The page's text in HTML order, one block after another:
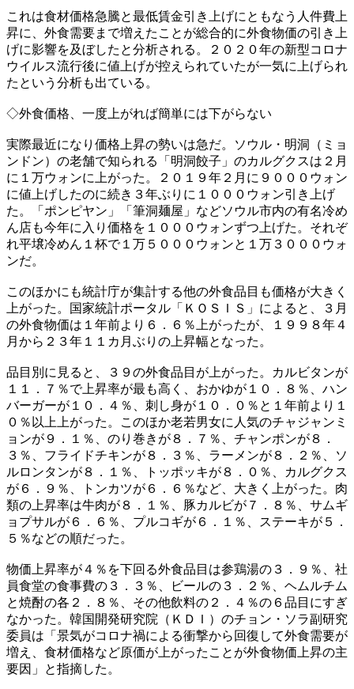
これは食材価格急騰と最低賃金引き上げにともなう人件費上
昇に、外食需要まで増えたことが総合的に外食物価の引き上
げに影響を及ぼしたと分析される。２０２０年の新型コロナ
ウイルス流行後に値上げが控えられていたが一気に上げられ
たという分析も出ている。
◇外食価格、一度上がれば簡単には下がらない
実際最近になり価格上昇の勢いは急だ。ソウル・明洞（ミョ
ンドン）の老舗で知られる「明洞餃子」のカルグクスは２月
に１万ウォンに上がった。２０１９年２月に９０００ウォン
に値上げしたのに続き３年ぶりに１０００ウォン引き上げ
た。「ポンピヤン」「筆洞麺屋」などソウル市内の有名冷め
ん店も今年に入り価格を１０００ウォンずつ上げた。それぞ
れ平壌冷めん１杯で１万５０００ウォンと１万３０００ウォ
ンだ。
このほかにも統計庁が集計する他の外食品目も価格が大きく
上がった。国家統計ポータル「ＫＯＳＩＳ」によると、３月
の外食物価は１年前より６．６％上がったが、１９９８年４
月から２３年１１カ月ぶりの上昇幅となった。
品目別に見ると、３９の外食品目が上がった。カルビタンが
１１．７％で上昇率が最も高く、おかゆが１０．８％、ハン
バーガーが１０．４％、刺し身が１０．０％と１年前より１
０％以上上がった。このほか老若男女に人気のチャジャンミ
ョンが９．１％、のり巻きが８．７％、チャンポンが８．
３％、フライドチキンが８．３％、ラーメンが８．２％、ソ
ルロンタンが８．１％、トッポッキが８．０％、カルグクス
が６．９％、トンカツが６．６％など、大きく上がった。肉
類の上昇率は牛肉が８．１％、豚カルビが７．８％、サムギ
ョプサルが６．６％、プルコギが６．１％、ステーキが５．
５％などの順だった。
物価上昇率が４％を下回る外食品目は参鶏湯の３．９％、社
員食堂の食事費の３．３％、ビールの３．２％、ヘムルチム
と焼酎の各２．８％、その他飲料の２．４％の６品目にすぎ
なかった。韓国開発研究院（ＫＤＩ）のチョン・ソラ副研究
委員は「景気がコロナ禍による衝撃から回復して外食需要が
増え、食材価格など原価が上がったことが外食物価上昇の主
要因」と指摘した。